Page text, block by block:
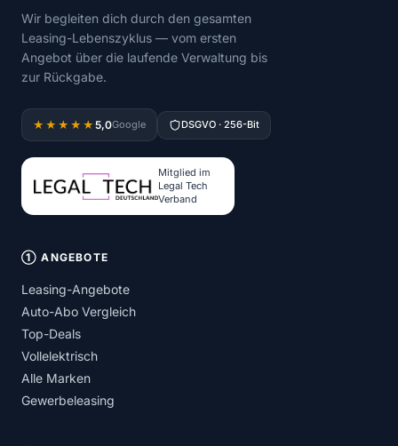
Wir begleiten dich durch den gesamten
Leasing-Lebenszyklus — vom ersten
Angebot über die laufende Verwaltung bis
zur Rückgabe.
★★★★★ 5,0Google DSGVO · 256-Bit
Mitglied im
Legal Tech
Verband
① ANGEBOTE
Leasing-Angebote
Auto-Abo Vergleich
Top-Deals
Vollelektrisch
Alle Marken
Gewerbeleasing